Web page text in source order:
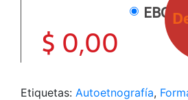
$ 0,00
Etiquetas: Autoetnografía,